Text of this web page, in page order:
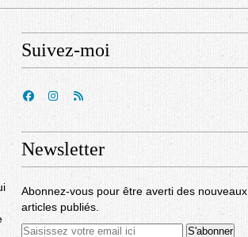
Suivez-moi
Newsletter
Abonnez-vous pour être averti des nouveaux
articles publiés.